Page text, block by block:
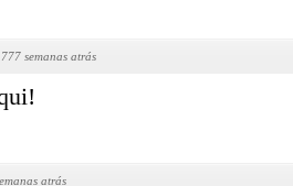
777 semanas atrás
atrás